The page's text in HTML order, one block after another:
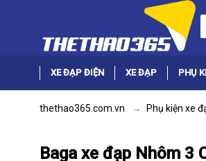
XE ĐẠP ĐIỆN XE ĐẠP PHỤ
thethao365.com.vn Phụ kiện xe
Baga xe đạp Nhôm 3